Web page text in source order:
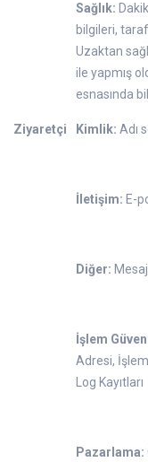
Sağlık:
bilgileri,
Uzaktan
ile yapmış
esnasında
Ziyaretçi Kimlik: Adı
İletişim: E-
Diğer:
İşlem
Adresi,
Log Kayıtları
Pazarlama: